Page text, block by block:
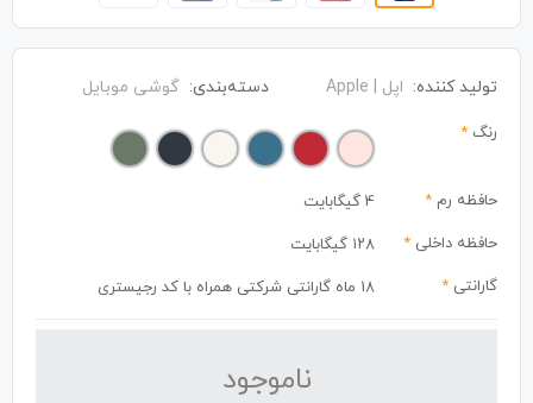
تولید کننده: اپل | Apple دسته‌بندی: گوشی موبایل
رنگ *
حافظه رم *
4 گیگابایت
حافظه داخلی *
۱۲۸ گیگابایت
گارانتی * 18 ماه گارانتی شرکتی همراه با کد رجیستری
نا‌موجود